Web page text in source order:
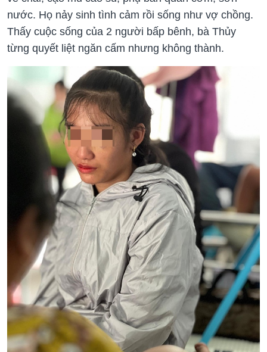
nước. Họ nảy sinh tình cảm rồi sống như vợ chồng.
Thấy cuộc sống của 2 người bấp bênh, bà Thủy
từng quyết liệt ngăn cấm nhưng không thành.